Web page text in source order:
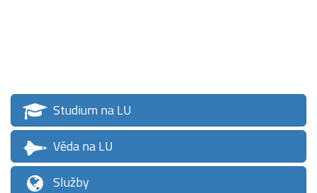
Studium na LU
Věda na LU
Služby